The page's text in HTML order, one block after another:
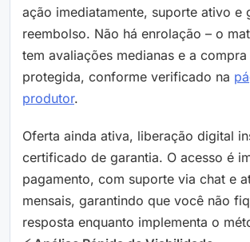
ação imediatamente, suporte ativo e
reembolso. Não há enrolação – o
tem avaliações medianas e a compra
protegida, conforme verificado na
produtor.
Oferta ainda ativa, liberação digital
certificado de garantia. O acesso é
pagamento, com suporte via chat e
mensais, garantindo que você não
resposta enquanto implementa o